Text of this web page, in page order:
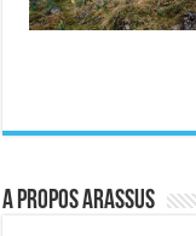
A propos ARASSUS